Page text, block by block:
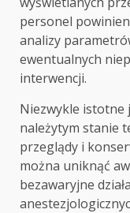
personel
analizy
ewentualnych
interwencji.
Niezwykle istotne
należytym stanie
przeglądy i
można uniknąć
bezawaryjne